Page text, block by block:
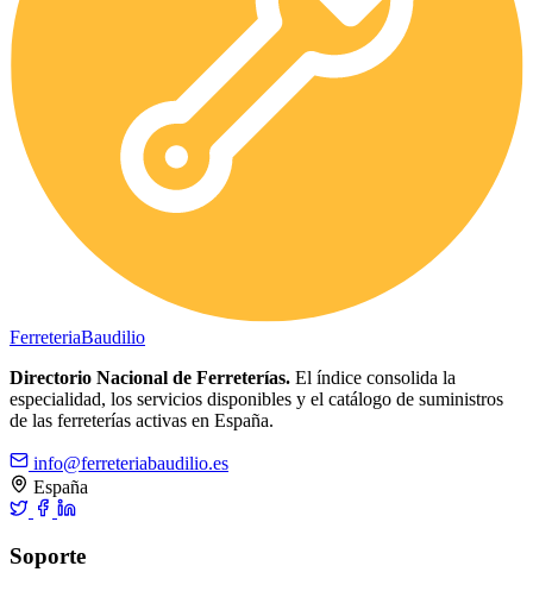
FerreteriaBaudilio
Directorio Nacional de Ferreterías. El índice consolida la
especialidad, los servicios disponibles y el catálogo de suministros
de las ferreterías activas en España.
info@ferreteriabaudilio.es
España
Soporte